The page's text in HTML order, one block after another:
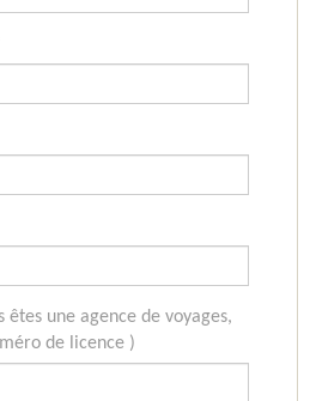
êtes une agence de voyages,
de licence )